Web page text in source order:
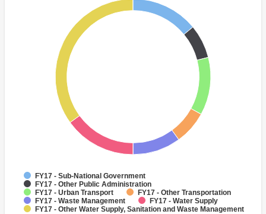
FY17 - Sub-National Government
FY17 - Other Public Administration
FY17 - Urban Transport
FY17 - Other Transportation
FY17 - Waste Management
FY17 - Water Supply
FY17 - Other Water Supply, Sanitation and Waste Management